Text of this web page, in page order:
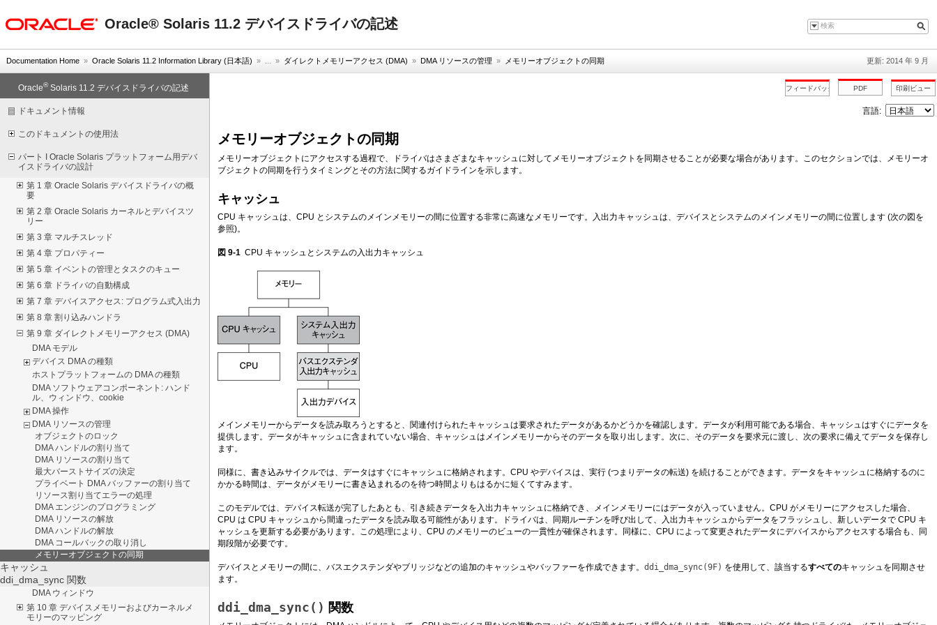
Oracle® Solaris 11.2 デバイスドライバの記述
Documentation Home » Oracle Solaris 11.2 Information Library (日本語) » ... » ダイレクトメモリーアクセス (DMA) » DMA リソースの管理 » メモリーオブジェクトの同期 更新: 2014 年 9 月
Oracle®Solaris 11.2 デバイスドライバの記述
ドキュメント情報
このドキュメントの使用法
パート I Oracle Solaris プラットフォーム用デバ
イスドライバの設計
第 1 章 Oracle Solaris デバイスドライバの概
要
第 2 章 Oracle Solaris カーネルとデバイスツ
リー
第 3 章 マルチスレッド
第 4 章 プロパティー
第 5 章 イベントの管理とタスクのキュー
第 6 章 ドライバの自動構成
第 7 章 デバイスアクセス: プログラム式入出力
第 8 章 割り込みハンドラ
第 9 章 ダイレクトメモリーアクセス (DMA)
DMA モデル
デバイス DMA の種類
ホストプラットフォームの DMA の種類
DMA ソフトウェアコンポーネント: ハンド
ル、ウィンドウ、cookie
DMA 操作
DMA リソースの管理
オブジェクトのロック
DMA ハンドルの割り当て
DMA リソースの割り当て
最大バーストサイズの決定
プライベート DMA バッファーの割り当て
リソース割り当てエラーの処理
DMA エンジンのプログラミング
DMA リソースの解放
DMA ハンドルの解放
DMA コールバックの取り消し
メモリーオブジェクトの同期
キャッシュ
ddi_dma_sync 関数
DMA ウィンドウ
第 10 章 デバイスメモリーおよびカーネルメ
モリーのマッピング
言語:
メモリーオブジェクトの同期
メモリーオブジェクトにアクセスする過程で、ドライバはさまざまなキャッシュに対してメモリーオブジェクトを同期させることが必要な場合があります。このセクションでは、メモリーオ
ブジェクトの同期を行うタイミングとその方法に関するガイドラインを示します。
キャッシュ
CPU キャッシュは、CPU とシステムのメインメモリーの間に位置する非常に高速なメモリーです。入出力キャッシュは、デバイスとシステムのメインメモリーの間に位置します (次の図を
参照)。
図 9-1 CPU キャッシュとシステムの入出力キャッシュ
メインメモリーからデータを読み取ろうとすると、関連付けられたキャッシュは要求されたデータがあるかどうかを確認します。データが利用可能である場合、キャッシュはすぐにデータを
提供します。データがキャッシュに含まれていない場合、キャッシュはメインメモリーからそのデータを取り出します。次に、そのデータを要求元に渡し、次の要求に備えてデータを保存し
ます。
同様に、書き込みサイクルでは、データはすぐにキャッシュに格納されます。CPU やデバイスは、実行 (つまりデータの転送) を続けることができます。データをキャッシュに格納するのに
かかる時間は、データがメモリーに書き込まれるのを待つ時間よりもはるかに短くてすみます。
このモデルでは、デバイス転送が完了したあとも、引き続きデータを入出力キャッシュに格納でき、メインメモリーにはデータが入っていません。CPU がメモリーにアクセスした場合、
CPU は CPU キャッシュから間違ったデータを読み取る可能性があります。ドライバは、同期ルーチンを呼び出して、入出力キャッシュからデータをフラッシュし、新しいデータで CPU キ
ャッシュを更新する必要があります。この処理により、CPU のメモリーのビューの一貫性が確保されます。同様に、CPU によって変更されたデータにデバイスからアクセスする場合も、同
期段階が必要です。
デバイスとメモリーの間に、バスエクステンダやブリッジなどの追加のキャッシュやバッファーを作成できます。 ddi_dma_sync(9F) を使用して、該当するすべてのキャッシュを同期させ
ます。
ddi_dma_sync() 関数